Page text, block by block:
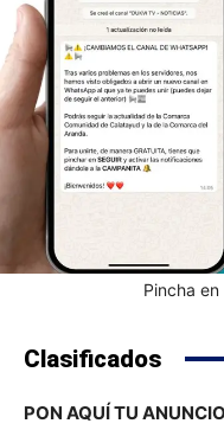
Pincha
Clasificados
PON AQUÍ TU